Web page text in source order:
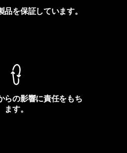
を保証しています。
らの影響に責任をもち
ます。